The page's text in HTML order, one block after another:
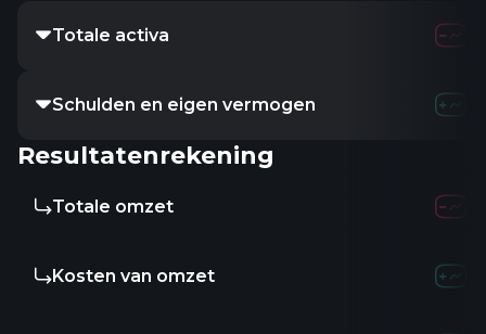
Totale activa
Schulden en eigen vermogen
Resultatenrekening
Totale omzet
Kosten van omzet